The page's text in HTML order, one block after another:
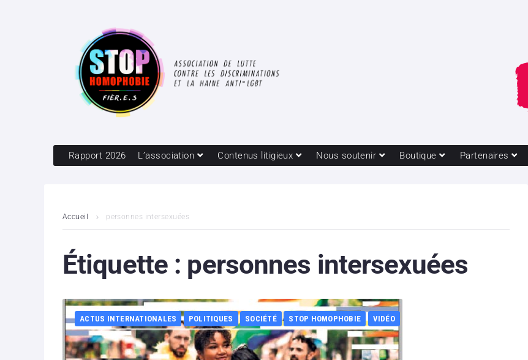
Rapport 2026 L’association Contenus litigieux Nous soutenir Boutique Partenaires
Accueil personnes intersexuées
Étiquette : personnes intersexuées
ACTUS INTERNATIONALES POLITIQUES SOCIÉTÉ STOP HOMOPHOBIE VIDÉO